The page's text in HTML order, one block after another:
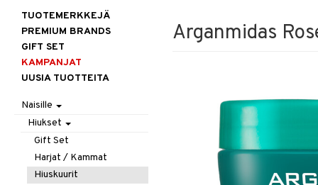
Arganmidas
TUOTEMERKKEJÄ
PREMIUM BRANDS
GIFT SET
KAMPANJAT
UUSIA TUOTTEITA
Naisille
Hiukset
Gift Set
Harjat / Kammat
Hiuskuurit